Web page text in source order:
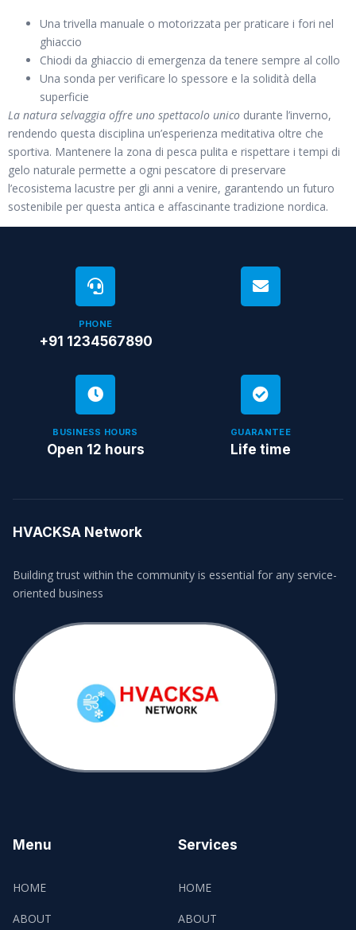
Una trivella manuale o motorizzata per praticare i fori nel
ghiaccio
Chiodi da ghiaccio di emergenza da tenere sempre al collo
Una sonda per verificare lo spessore e la solidità della
superficie
La natura selvaggia offre uno spettacolo unico durante l’inverno,
rendendo questa disciplina un’esperienza meditativa oltre che
sportiva. Mantenere la zona di pesca pulita e rispettare i tempi di
gelo naturale permette a ogni pescatore di preservare
l’ecosistema lacustre per gli anni a venire, garantendo un futuro
sostenibile per questa antica e affascinante tradizione nordica.
PHONE
+91 1234567890
BUSINESS HOURS
Open 12 hours
GUARANTEE
Life time
HVACKSA Network
Building trust within the community is essential for any service-
oriented business
Menu
HOME
ABOUT
Services
HOME
ABOUT